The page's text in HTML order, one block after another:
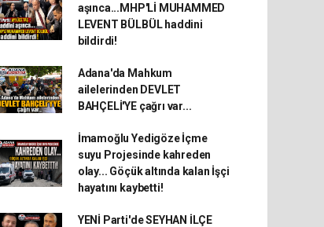
aşınca...MHP'Lİ MUHAMMED
LEVENT BÜLBÜL haddini
bildirdi!
Adana'da Mahkum
ailelerinden DEVLET
BAHÇELİ'YE çağrı var...
İmamoğlu Yedigöze İçme
suyu Projesinde kahreden
olay... Göçük altında kalan İşçi
hayatını kaybetti!
YENİ Parti'de SEYHAN İLÇE